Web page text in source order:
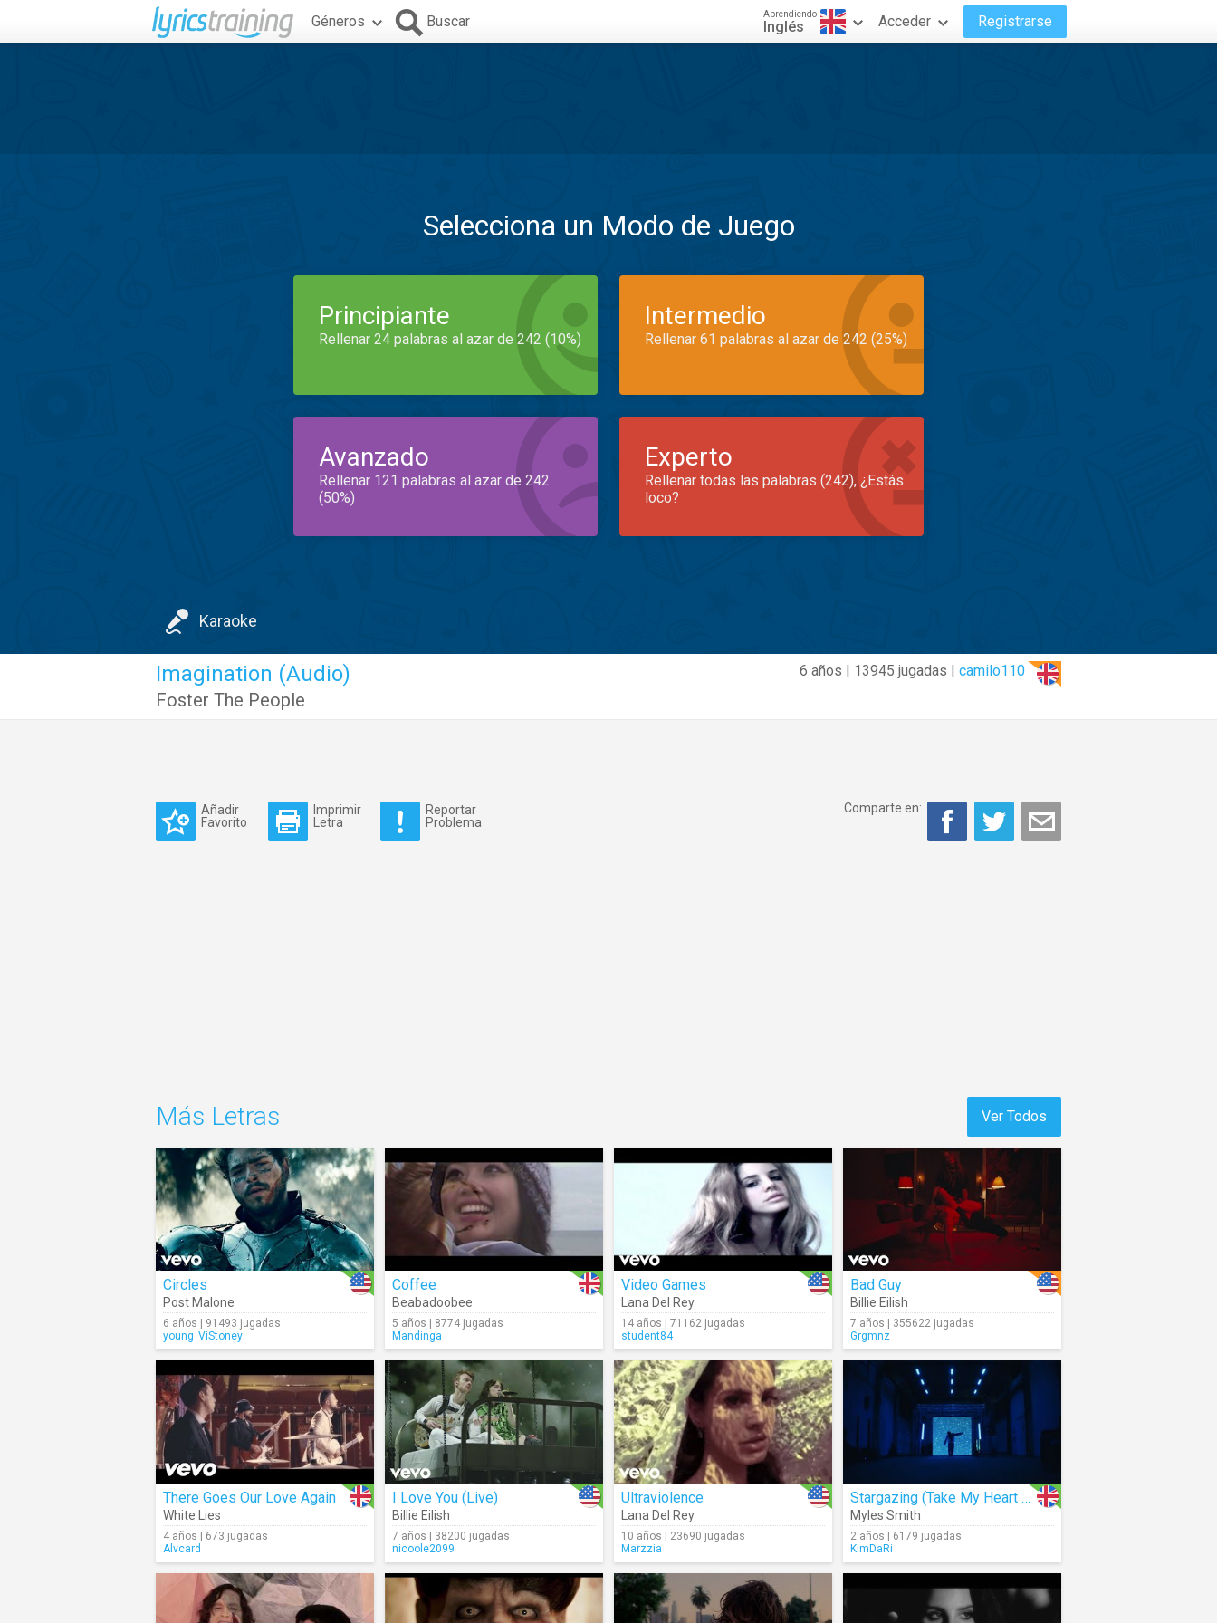
Géneros Buscar Aprendiendo
Inglés Acceder Registrarse
Selecciona un Modo de Juego
Principiante
Rellenar 24 palabras al azar de 242 (10%)
Intermedio
Rellenar 61 palabras al azar de 242 (25%)
Avanzado
Rellenar 121 palabras al azar de 242
(50%)
Experto
Rellenar todas las palabras (242), ¿Estás
loco?
Karaoke
6 años | 13945 jugadas | camilo110
Imagination (Audio)
Foster The People
Añadir
Favorito
Imprimir
Letra
Reportar
Problema
Comparte en:
Ver Todos
Más Letras
Circles
Post Malone
6 años | 91493 jugadas
young_ViStoney
Coffee
Beabadoobee
5 años | 8774 jugadas
Mandinga
Video Games
Lana Del Rey
14 años | 71162 jugadas
student84
Bad Guy
Billie Eilish
7 años | 355622 jugadas
Grgmnz
There Goes Our Love Again
White Lies
4 años | 673 jugadas
Alvcard
I Love You (Live)
Billie Eilish
7 años | 38200 jugadas
nicoole2099
Ultraviolence
Lana Del Rey
10 años | 23690 jugadas
Marzzia
Stargazing (Take My Heart Don’t Break It)
Myles Smith
2 años | 6179 jugadas
KimDaRi